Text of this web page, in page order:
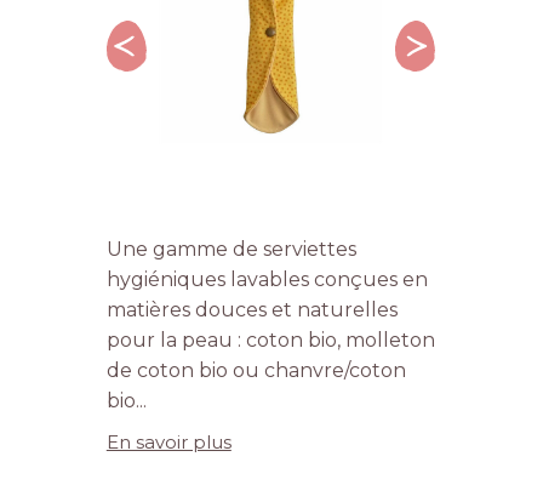
Une gamme de serviettes
hygiéniques lavables conçues en
matières douces et naturelles
pour la peau : coton bio, molleton
de coton bio ou chanvre/coton
bio...
En savoir plus